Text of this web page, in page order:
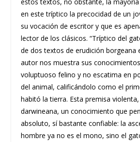
en este tríptico la precocidad de un
su vocación de escritor y que es
lector de los clásicos. “Tríptico del
de dos textos de erudición borgeana
autor nos muestra sus
voluptuoso felino y no escatima en
del animal, calificándolo como el
habitó la tierra. Esta premisa
darwineana, un conocimiento que
absoluto, sí bastante confiable: la
hombre ya no es el mono, sino el